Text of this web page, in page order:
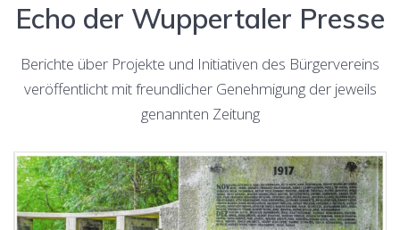
Echo der Wuppertaler Presse
Berichte über Projekte und Initiativen des Bürgervereins
veröffentlicht mit freundlicher Genehmigung der jeweils
genannten Zeitung